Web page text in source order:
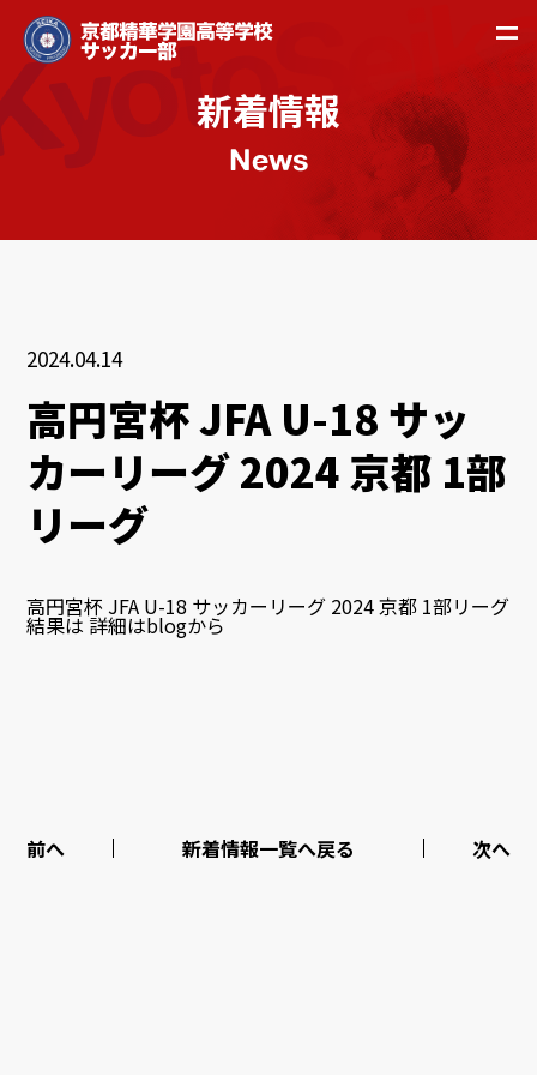
新着情報
News
2024.04.14
高円宮杯 JFA U-18 サッ
カーリーグ 2024 京都 1部
リーグ
高円宮杯 JFA U-18 サッカーリーグ 2024 京都 1部リーグ
結果は 詳細はblogから
前へ 新着情報一覧へ戻る 次へ